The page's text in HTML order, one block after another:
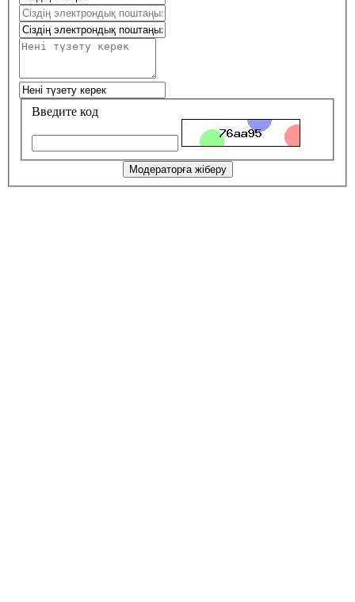
Введите код
Модераторға жіберу